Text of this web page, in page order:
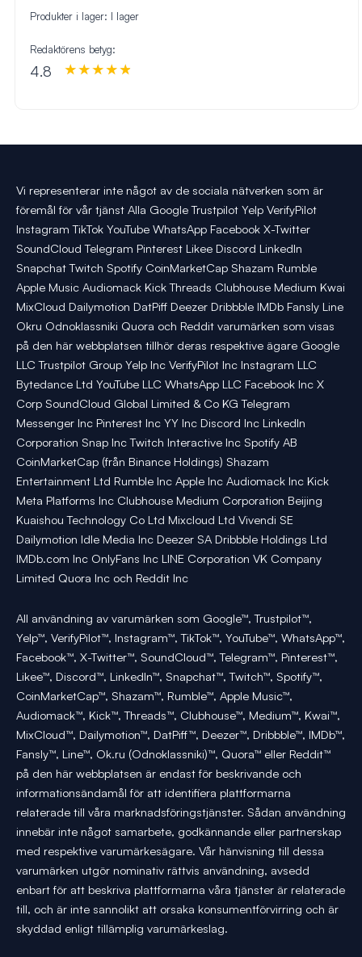
Produkter i lager: I lager
Redaktörens betyg:
4.8
Vi representerar inte något av de sociala nätverken som är
föremål för vår tjänst Alla Google Trustpilot Yelp VerifyPilot
Instagram TikTok YouTube WhatsApp Facebook X-Twitter
SoundCloud Telegram Pinterest Likee Discord LinkedIn
Snapchat Twitch Spotify CoinMarketCap Shazam Rumble
Apple Music Audiomack Kick Threads Clubhouse Medium Kwai
MixCloud Dailymotion DatPiff Deezer Dribbble IMDb Fansly Line
Okru Odnoklassniki Quora och Reddit varumärken som visas
på den här webbplatsen tillhör deras respektive ägare Google
LLC Trustpilot Group Yelp Inc VerifyPilot Inc Instagram LLC
Bytedance Ltd YouTube LLC WhatsApp LLC Facebook Inc X
Corp SoundCloud Global Limited & Co KG Telegram
Messenger Inc Pinterest Inc YY Inc Discord Inc LinkedIn
Corporation Snap Inc Twitch Interactive Inc Spotify AB
CoinMarketCap (från Binance Holdings) Shazam
Entertainment Ltd Rumble Inc Apple Inc Audiomack Inc Kick
Meta Platforms Inc Clubhouse Medium Corporation Beijing
Kuaishou Technology Co Ltd Mixcloud Ltd Vivendi SE
Dailymotion Idle Media Inc Deezer SA Dribbble Holdings Ltd
IMDb.com Inc OnlyFans Inc LINE Corporation VK Company
Limited Quora Inc och Reddit Inc
All användning av varumärken som Google™, Trustpilot™,
Yelp™, VerifyPilot™, Instagram™, TikTok™, YouTube™, WhatsApp™,
Facebook™, X-Twitter™, SoundCloud™, Telegram™, Pinterest™,
Likee™, Discord™, LinkedIn™, Snapchat™, Twitch™, Spotify™,
CoinMarketCap™, Shazam™, Rumble™, Apple Music™,
Audiomack™, Kick™, Threads™, Clubhouse™, Medium™, Kwai™,
MixCloud™, Dailymotion™, DatPiff™, Deezer™, Dribbble™, IMDb™,
Fansly™, Line™, Ok.ru (Odnoklassniki)™, Quora™ eller Reddit™
på den här webbplatsen är endast för beskrivande och
informationsändamål för att identifiera plattformarna
relaterade till våra marknadsföringstjänster. Sådan användning
innebär inte något samarbete, godkännande eller partnerskap
med respektive varumärkesägare. Vår hänvisning till dessa
varumärken utgör nominativ rättvis användning, avsedd
enbart för att beskriva plattformarna våra tjänster är relaterade
till, och är inte sannolikt att orsaka konsumentförvirring och är
skyddad enligt tillämplig varumärkeslag.